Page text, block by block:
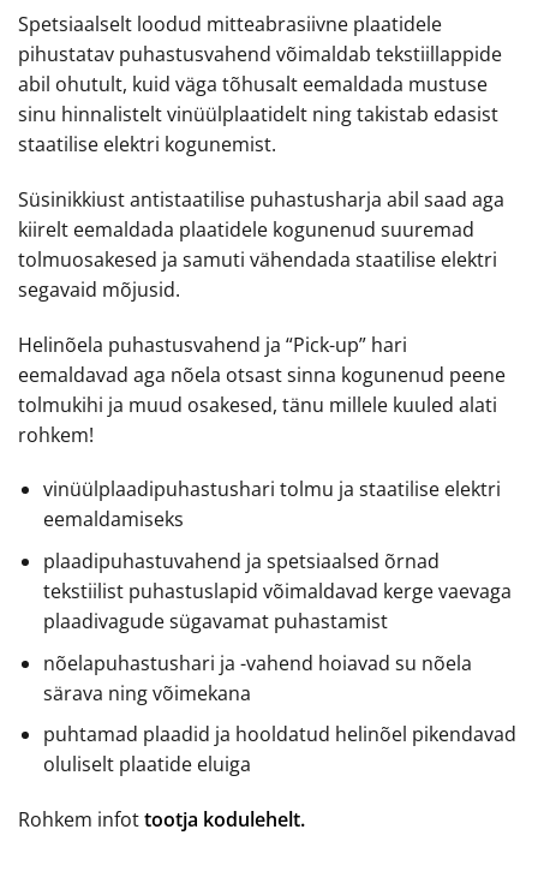
Spetsiaalselt loodud mitteabrasiivne plaatidele
pihustatav puhastusvahend võimaldab tekstiillappide
abil ohutult, kuid väga tõhusalt eemaldada mustuse
sinu hinnalistelt vinüülplaatidelt ning takistab edasist
staatilise elektri kogunemist.
Süsinikkiust antistaatilise puhastusharja abil saad aga
kiirelt eemaldada plaatidele kogunenud suuremad
tolmuosakesed ja samuti vähendada staatilise elektri
segavaid mõjusid.
Helinõela puhastusvahend ja “Pick-up” hari
eemaldavad aga nõela otsast sinna kogunenud peene
tolmukihi ja muud osakesed, tänu millele kuuled alati
rohkem!
vinüülplaadipuhastushari tolmu ja staatilise elektri
eemaldamiseks
plaadipuhastuvahend ja spetsiaalsed õrnad
tekstiilist puhastuslapid võimaldavad kerge vaevaga
plaadivagude sügavamat puhastamist
nõelapuhastushari ja -vahend hoiavad su nõela
särava ning võimekana
puhtamad plaadid ja hooldatud helinõel pikendavad
oluliselt plaatide eluiga
Rohkem infottootja kodulehelt.